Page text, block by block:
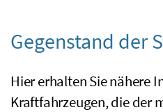
Gegenstand der
Hier erhalten Sie nähere
Kraftfahrzeugen, die der